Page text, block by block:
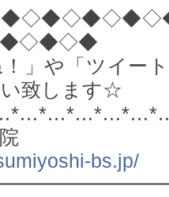
」や「ツイー
致します☆
bs.jp/